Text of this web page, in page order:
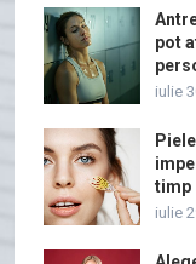
pot
iulie
timp
iulie